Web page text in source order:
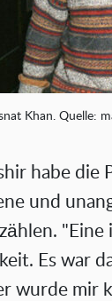
Khan. Quelle:
habe die
und
Es war
wurde mir